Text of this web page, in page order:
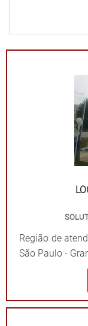
Região de
São Paulo -